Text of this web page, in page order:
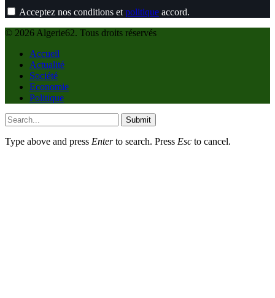
Acceptez nos conditions et politique accord.
© 2026 Algerie62. Tous droits réservés
Accueil
Actualité
Société
Economie
Politique
Submit
Type above and press Enterto search. Press Esc to cancel.